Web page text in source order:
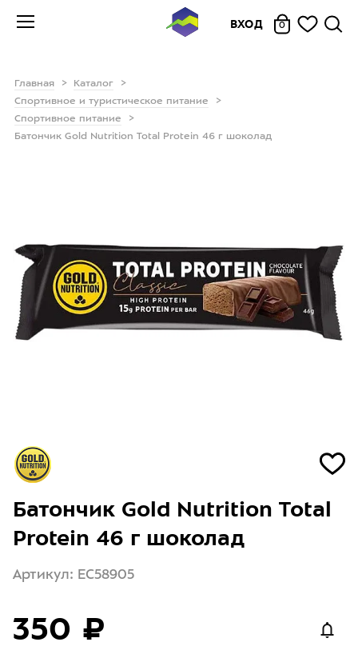
ВХОД 0
Главная
Каталог
Спортивное и туристическое питание
Спортивное питание
Батончик Gold Nutrition Total Protein 46 г шоколад
Батончик Gold Nutrition Total
Protein 46 г шоколад
Артикул: EC58905
350 ₽